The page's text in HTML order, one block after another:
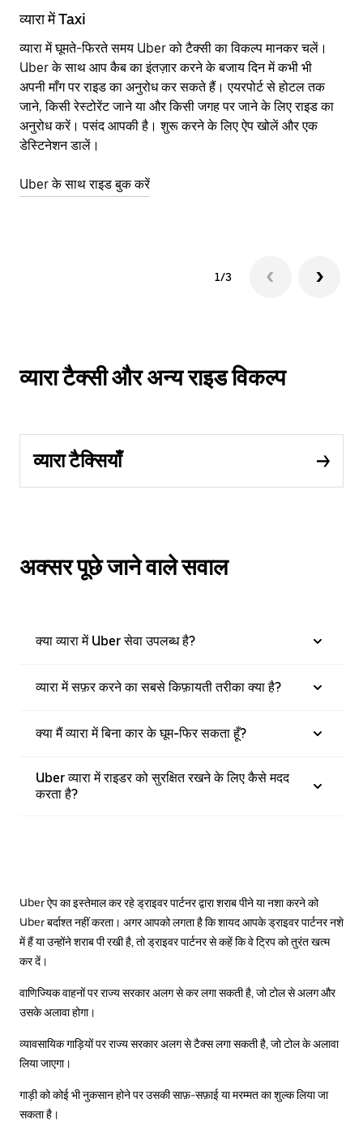
व्यारा में Taxi
व्यारा में घूमते-फिरते समय Uber को टैक्सी का विकल्प मानकर चलें।
Uber के साथ आप कैब का इंतज़ार करने के बजाय दिन में कभी भी
अपनी माँग पर राइड का अनुरोध कर सकते हैं। एयरपोर्ट से होटल तक
जाने, किसी रेस्टोरेंट जाने या और किसी जगह पर जाने के लिए राइड का
अनुरोध करें। पसंद आपकी है। शुरू करने के लिए ऐप खोलें और एक
डेस्टिनेशन डालें।
Uber के साथ राइड बुक करें
1/3
व्यारा टैक्सी और अन्य राइड विकल्प
व्यारा टैक्सियाँ
अक्सर पूछे जाने वाले सवाल
क्या व्यारा में Uber सेवा उपलब्ध है?
व्यारा में सफ़र करने का सबसे किफ़ायती तरीका क्या है?
क्या मैं व्यारा में बिना कार के घूम-फिर सकता हूँ?
Uber व्यारा में राइडर को सुरक्षित रखने के लिए कैसे मदद
करता है?
Uber ऐप का इस्तेमाल कर रहे ड्राइवर पार्टनर द्वारा शराब पीने या नशा करने को
Uber बर्दाश्त नहीं करता। अगर आपको लगता है कि शायद आपके ड्राइवर पार्टनर नशे
में हैं या उन्होंने शराब पी रखी है, तो ड्राइवर पार्टनर से कहें कि वे ट्रिप को तुरंत खत्म
कर दें।
वाणिज्यिक वाहनों पर राज्य सरकार अलग से कर लगा सकती है, जो टोल से अलग और
उसके अलावा होगा।
व्यावसायिक गाड़ियों पर राज्य सरकार अलग से टैक्स लगा सकती है, जो टोल के अलावा
लिया जाएगा।
गाड़ी को कोई भी नुकसान होने पर उसकी साफ़-सफ़ाई या मरम्मत का शुल्क लिया जा
सकता है।